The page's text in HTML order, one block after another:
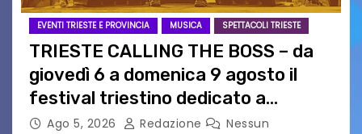
EVENTI TRIESTE E PROVINCIA MUSICA SPETTACOLI TRIESTE
TRIESTE CALLING THE BOSS – da
giovedì 6 a domenica 9 agosto il
festival triestino dedicato a
Springsteen
Ago 5, 2026 Redazione
Nessun